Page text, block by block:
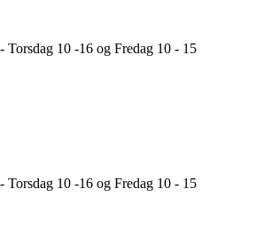
Torsdag 10 -16 og Fredag 10 - 15
Torsdag 10 -16 og Fredag 10 - 15